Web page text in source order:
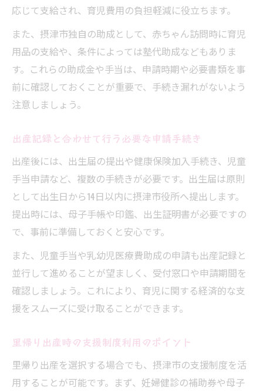
応じて支給され、育児費用の負担軽減に役立ちます。
また、摂津市独自の助成として、赤ちゃん訪問時に育児
用品の支給や、条件によっては塾代助成などもありま
す。これらの助成金や手当は、申請時期や必要書類を事
前に確認しておくことが重要で、手続き漏れがないよう
注意しましょう。
出産記録と合わせて行う必要な申請手続き
出産後には、出生届の提出や健康保険加入手続き、児童
手当申請など、複数の手続きが必要です。出生届は原則
として出生日から14日以内に摂津市役所へ提出します。
提出時には、母子手帳や印鑑、出生証明書が必要ですの
で、事前に準備しておくと安心です。
また、児童手当や乳幼児医療費助成の申請も出産記録と
並行して進めることが望ましく、受付窓口や申請期間を
確認しましょう。これにより、育児に関する経済的な支
援をスムーズに受け取ることができます。
里帰り出産時の支援制度利用のポイント
里帰り出産を選択する場合でも、摂津市の支援制度を活
用することが可能です。まず、妊婦健診の補助券や母子